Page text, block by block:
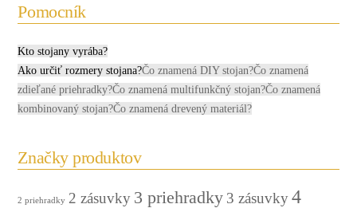
Pomocník
Kto stojany vyrába?
Ako určiť rozmery stojana?Čo znamená DIY stojan?Čo znamená
zdieľané priehradky?Čo znamená multifunkčný stojan?Čo znamená
kombinovaný stojan?Čo znamená drevený materiál?
Značky produktov
2 priehradky 2 zásuvky 3 priehradky 3 zásuvky 4